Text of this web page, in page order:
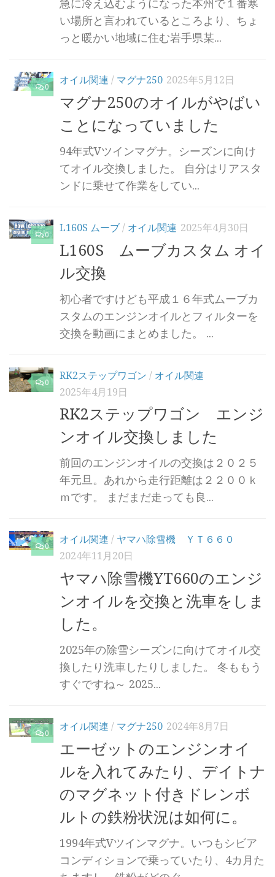
急に冷え込むようになった本州で１番寒
い場所と言われているところより、ちょ
っと暖かい地域に住む岩手県某...
0
オイル関連 / マグナ250 2025年5月12日
マグナ250のオイルがやばい
ことになっていました
94年式Vツインマグナ。シーズンに向け
てオイル交換しました。 自分はリアスタ
ンドに乗せて作業をしてい...
0
L160S ムーブ / オイル関連 2025年4月30日
L160S ムーブカスタム オイ
ル交換
初心者ですけども平成１６年式ムーブカ
スタムのエンジンオイルとフィルターを
交換を動画にまとめました。 ...
0
RK2ステップワゴン / オイル関連
2025年4月19日
RK2ステップワゴン エンジ
ンオイル交換しました
前回のエンジンオイルの交換は２０２５
年元旦。あれから走行距離は２２００ｋ
ｍです。 まだまだ走っても良...
0
オイル関連 / ヤマハ除雪機 ＹＴ６６０
2024年11月20日
ヤマハ除雪機YT660のエンジ
ンオイルを交換と洗車をしま
した。
2025年の除雪シーズンに向けてオイル交
換したり洗車したりしました。 冬ももう
すぐですね～ 2025...
0
オイル関連 / マグナ250 2024年8月7日
エーゼットのエンジンオイ
ルを入れてみたり、デイトナ
のマグネット付きドレンボ
ルトの鉄粉状況は如何に。
1994年式Vツインマグナ。いつもシビア
コンディションで乗っていたり、4カ月た